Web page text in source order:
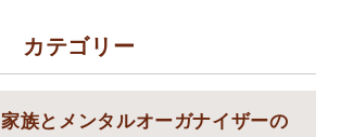
カテゴリー
家族とメンタルオーガナイザーの